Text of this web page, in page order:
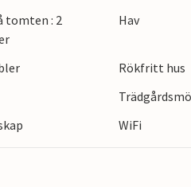
ljumma
till de långa
kommer att glädja dig
tomten : 2
Hav
Rökfritt hus
WiFi